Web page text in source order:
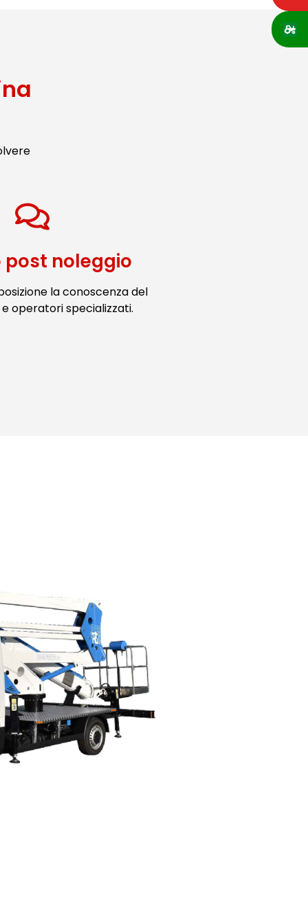
post noleggio
la conoscenza del
operatori specializzati.